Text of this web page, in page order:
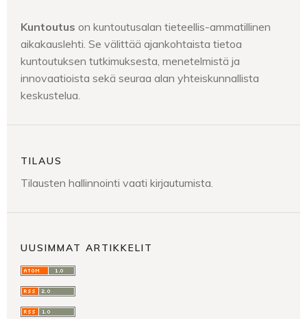
Kuntoutus on kuntoutusalan tieteellis-ammatillinen
aikakauslehti. Se välittää ajankohtaista tietoa
kuntoutuksen tutkimuksesta, menetelmistä ja
innovaatioista sekä seuraa alan yhteiskunnallista
keskustelua.
TILAUS
Tilausten hallinnointi vaati kirjautumista.
UUSIMMAT ARTIKKELIT